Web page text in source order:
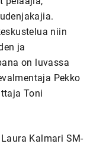
niin
ja
on luvassa
Pekko
Toni
Kalmari SM-